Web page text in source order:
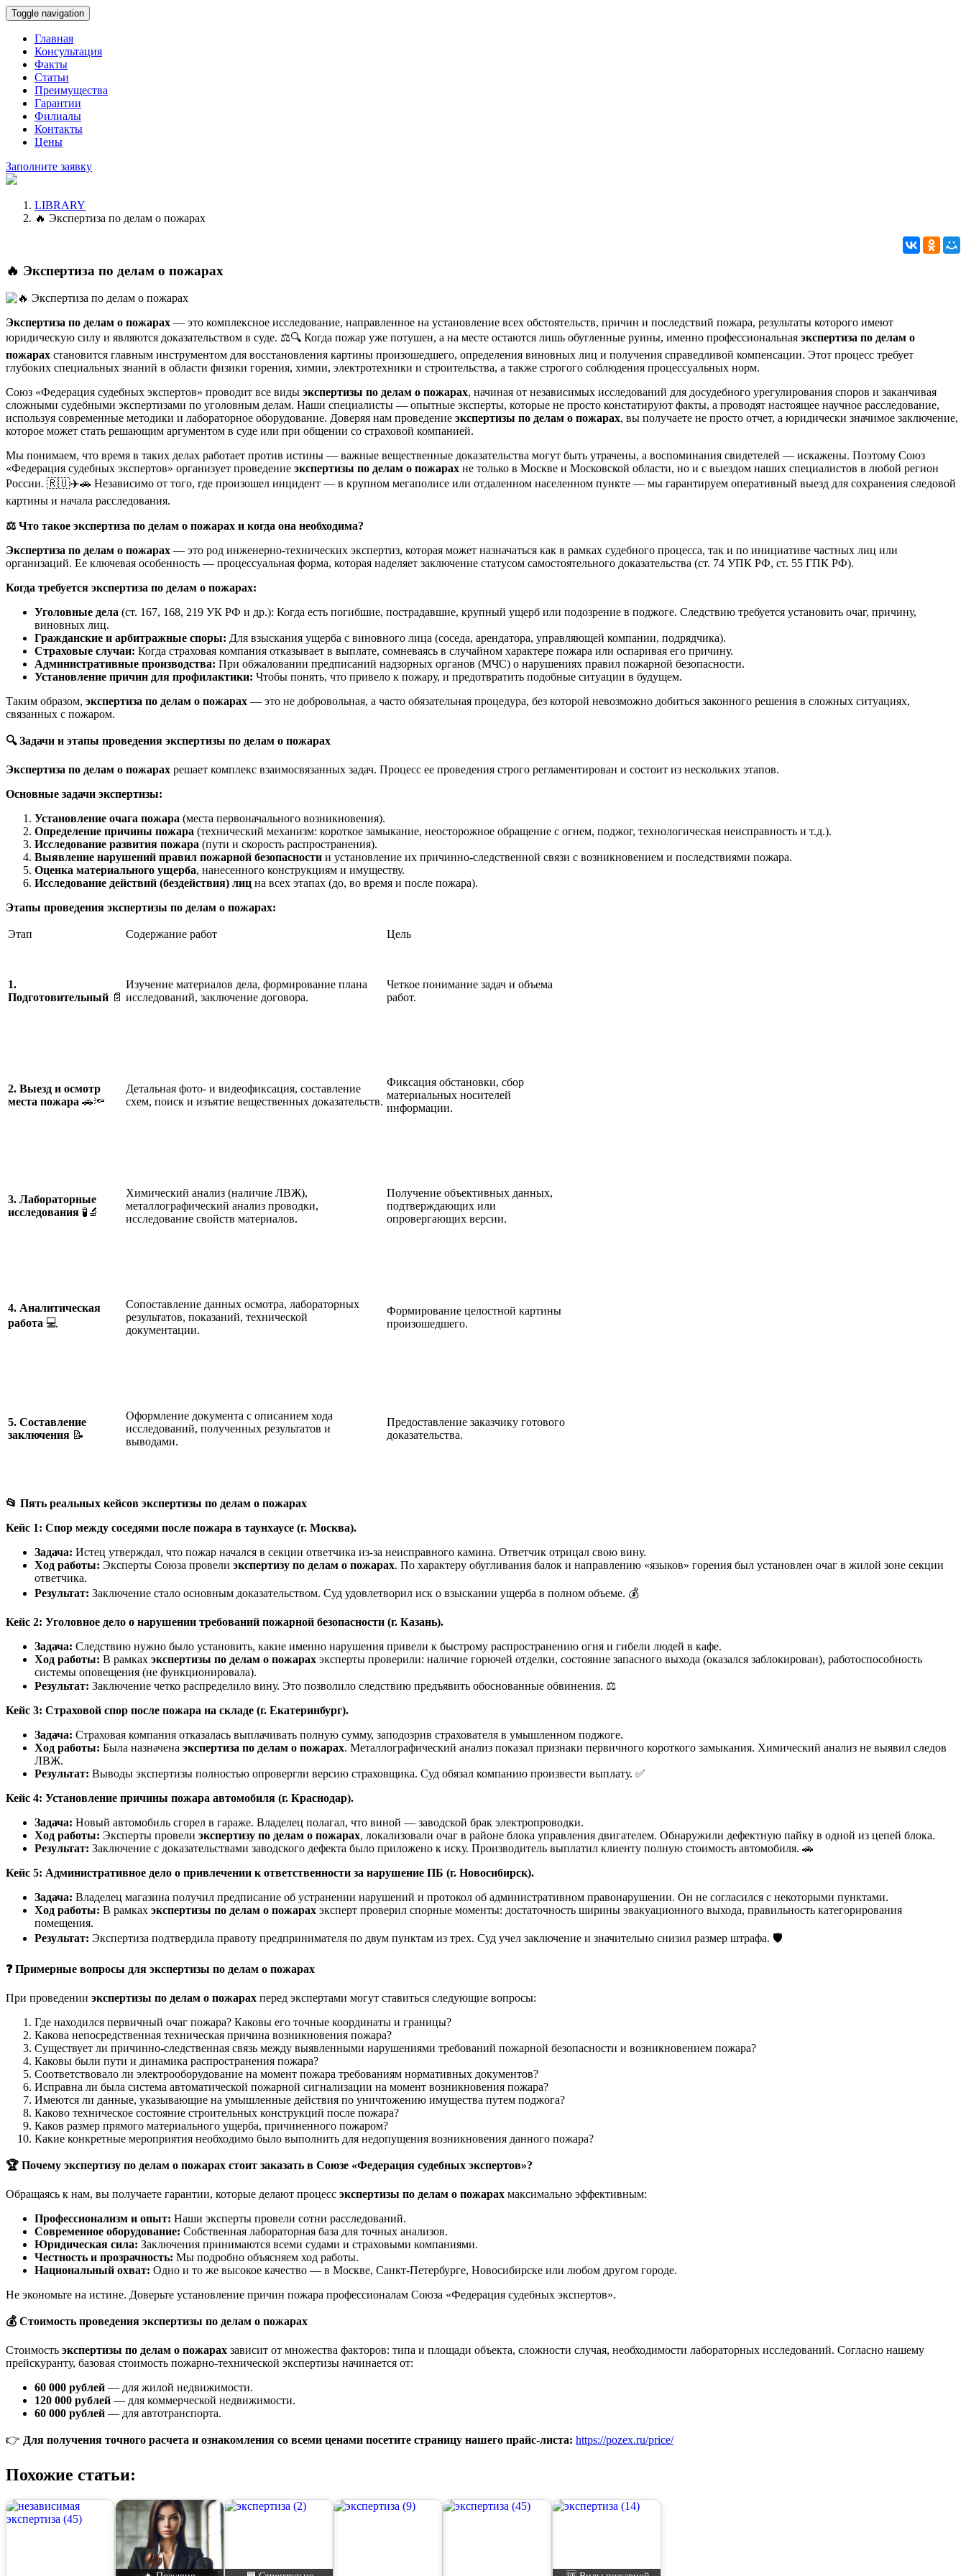
Toggle navigation
Главная
Консультация
Факты
Статьи
Преимущества
Гарантии
Филиалы
Контакты
Цены
Заполните заявку
LIBRARY
🔥 Экспертиза по делам о пожарах
🔥 Экспертиза по делам о пожарах
Экспертиза по делам о пожарах — это комплексное исследование, направленное на установление всех обстоятельств, причин и последствий пожара, результаты которого имеют
юридическую силу и являются доказательством в суде. ⚖️🔍 Когда пожар уже потушен, а на месте остаются лишь обугленные руины, именно профессиональная экспертиза по делам о
пожарах становится главным инструментом для восстановления картины произошедшего, определения виновных лиц и получения справедливой компенсации. Этот процесс требует
глубоких специальных знаний в области физики горения, химии, электротехники и строительства, а также строгого соблюдения процессуальных норм.
Союз «Федерация судебных экспертов» проводит все виды экспертизы по делам о пожарах, начиная от независимых исследований для досудебного урегулирования споров и заканчивая
сложными судебными экспертизами по уголовным делам. Наши специалисты — опытные эксперты, которые не просто констатируют факты, а проводят настоящее научное расследование,
используя современные методики и лабораторное оборудование. Доверяя нам проведение экспертизы по делам о пожарах, вы получаете не просто отчет, а юридически значимое заключение,
которое может стать решающим аргументом в суде или при общении со страховой компанией.
Мы понимаем, что время в таких делах работает против истины — важные вещественные доказательства могут быть утрачены, а воспоминания свидетелей — искажены. Поэтому Союз
«Федерация судебных экспертов» организует проведение экспертизы по делам о пожарах не только в Москве и Московской области, но и с выездом наших специалистов в любой регион
России. 🇷🇺✈️🚗 Независимо от того, где произошел инцидент — в крупном мегаполисе или отдаленном населенном пункте — мы гарантируем оперативный выезд для сохранения следовой
картины и начала расследования.
⚖️ Что такое экспертиза по делам о пожарах и когда она необходима?
Экспертиза по делам о пожарах — это род инженерно-технических экспертиз, которая может назначаться как в рамках судебного процесса, так и по инициативе частных лиц или
организаций. Ее ключевая особенность — процессуальная форма, которая наделяет заключение статусом самостоятельного доказательства (ст. 74 УПК РФ, ст. 55 ГПК РФ).
Когда требуется экспертиза по делам о пожарах:
Уголовные дела (ст. 167, 168, 219 УК РФ и др.): Когда есть погибшие, пострадавшие, крупный ущерб или подозрение в поджоге. Следствию требуется установить очаг, причину,
виновных лиц.
Гражданские и арбитражные споры: Для взыскания ущерба с виновного лица (соседа, арендатора, управляющей компании, подрядчика).
Страховые случаи: Когда страховая компания отказывает в выплате, сомневаясь в случайном характере пожара или оспаривая его причину.
Административные производства: При обжаловании предписаний надзорных органов (МЧС) о нарушениях правил пожарной безопасности.
Установление причин для профилактики: Чтобы понять, что привело к пожару, и предотвратить подобные ситуации в будущем.
Таким образом, экспертиза по делам о пожарах — это не добровольная, а часто обязательная процедура, без которой невозможно добиться законного решения в сложных ситуациях,
связанных с пожаром.
🔍Задачи и этапы проведения экспертизы по делам о пожарах
Экспертиза по делам о пожарах решает комплекс взаимосвязанных задач. Процесс ее проведения строго регламентирован и состоит из нескольких этапов.
Основные задачи экспертизы:
Установление очага пожара (места первоначального возникновения).
Определение причины пожара (технический механизм: короткое замыкание, неосторожное обращение с огнем, поджог, технологическая неисправность и т.д.).
Исследование развития пожара (пути и скорость распространения).
Выявление нарушений правил пожарной безопасности и установление их причинно-следственной связи с возникновением и последствиями пожара.
Оценка материального ущерба, нанесенного конструкциям и имуществу.
Исследование действий (бездействия) лиц на всех этапах (до, во время и после пожара).
Этапы проведения экспертизы по делам о пожарах:
Этап Содержание работ Цель
1.
Подготовительный 📄
Изучение материалов дела, формирование плана
исследований, заключение договора.
Четкое понимание задач и объема
работ.
2. Выезд и осмотр
места пожара 🚗🔦
Детальная фото- и видеофиксация, составление
схем, поиск и изъятие вещественных доказательств.
Фиксация обстановки, сбор
материальных носителей
информации.
3. Лабораторные
исследования 🧪🔬
Химический анализ (наличие ЛВЖ),
металлографический анализ проводки,
исследование свойств материалов.
Получение объективных данных,
подтверждающих или
опровергающих версии.
4. Аналитическая
работа 💻
Сопоставление данных осмотра, лабораторных
результатов, показаний, технической
документации.
Формирование целостной картины
произошедшего.
5. Составление
заключения 📝
Оформление документа с описанием хода
исследований, полученных результатов и
выводами.
Предоставление заказчику готового
доказательства.
📂 Пять реальных кейсов экспертизы по делам о пожарах
Кейс 1: Спор между соседями после пожара в таунхаусе (г. Москва).
Задача: Истец утверждал, что пожар начался в секции ответчика из-за неисправного камина. Ответчик отрицал свою вину.
Ход работы: Эксперты Союза провели экспертизу по делам о пожарах. По характеру обугливания балок и направлению «языков» горения был установлен очаг в жилой зоне секции
ответчика.
Результат: Заключение стало основным доказательством. Суд удовлетворил иск о взыскании ущерба в полном объеме. 💰
Кейс 2: Уголовное дело о нарушении требований пожарной безопасности (г. Казань).
Задача: Следствию нужно было установить, какие именно нарушения привели к быстрому распространению огня и гибели людей в кафе.
Ход работы: В рамках экспертизы по делам о пожарах эксперты проверили: наличие горючей отделки, состояние запасного выхода (оказался заблокирован), работоспособность
системы оповещения (не функционировала).
Результат: Заключение четко распределило вину. Это позволило следствию предъявить обоснованные обвинения. ⚖️
Кейс 3: Страховой спор после пожара на складе (г. Екатеринбург).
Задача: Страховая компания отказалась выплачивать полную сумму, заподозрив страхователя в умышленном поджоге.
Ход работы: Была назначена экспертиза по делам о пожарах. Металлографический анализ показал признаки первичного короткого замыкания. Химический анализ не выявил следов
ЛВЖ.
Результат: Выводы экспертизы полностью опровергли версию страховщика. Суд обязал компанию произвести выплату. ✅
Кейс 4: Установление причины пожара автомобиля (г. Краснодар).
Задача: Новый автомобиль сгорел в гараже. Владелец полагал, что виной — заводской брак электропроводки.
Ход работы: Эксперты провели экспертизу по делам о пожарах, локализовали очаг в районе блока управления двигателем. Обнаружили дефектную пайку в одной из цепей блока.
Результат: Заключение с доказательствами заводского дефекта было приложено к иску. Производитель выплатил клиенту полную стоимость автомобиля. 🚗
Кейс 5: Административное дело о привлечении к ответственности за нарушение ПБ (г. Новосибирск).
Задача: Владелец магазина получил предписание об устранении нарушений и протокол об административном правонарушении. Он не согласился с некоторыми пунктами.
Ход работы: В рамках экспертизы по делам о пожарах эксперт проверил спорные моменты: достаточность ширины эвакуационного выхода, правильность категорирования
помещения.
Результат: Экспертиза подтвердила правоту предпринимателя по двум пунктам из трех. Суд учел заключение и значительно снизил размер штрафа. 🛡️
❓Примерные вопросы для экспертизы по делам о пожарах
При проведении экспертизы по делам о пожарах перед экспертами могут ставиться следующие вопросы:
Где находился первичный очаг пожара? Каковы его точные координаты и границы?
Какова непосредственная техническая причина возникновения пожара?
Существует ли причинно-следственная связь между выявленными нарушениями требований пожарной безопасности и возникновением пожара?
Каковы были пути и динамика распространения пожара?
Соответствовало ли электрооборудование на момент пожара требованиям нормативных документов?
Исправна ли была система автоматической пожарной сигнализации на момент возникновения пожара?
Имеются ли данные, указывающие на умышленные действия по уничтожению имущества путем поджога?
Каково техническое состояние строительных конструкций после пожара?
Каков размер прямого материального ущерба, причиненного пожаром?
Какие конкретные мероприятия необходимо было выполнить для недопущения возникновения данного пожара?
🏆 Почему экспертизу по делам о пожарах стоит заказать в Союзе «Федерация судебных экспертов»?
Обращаясь к нам, вы получаете гарантии, которые делают процесс экспертизы по делам о пожарах максимально эффективным:
Профессионализм и опыт: Наши эксперты провели сотни расследований.
Современное оборудование: Собственная лабораторная база для точных анализов.
Юридическая сила: Заключения принимаются всеми судами и страховыми компаниями.
Честность и прозрачность: Мы подробно объясняем ход работы.
Национальный охват: Одно и то же высокое качество — в Москве, Санкт-Петербурге, Новосибирске или любом другом городе.
Не экономьте на истине. Доверьте установление причин пожара профессионалам Союза «Федерация судебных экспертов».
💰 Стоимость проведения экспертизы по делам о пожарах
Стоимость экспертизы по делам о пожарах зависит от множества факторов: типа и площади объекта, сложности случая, необходимости лабораторных исследований. Согласно нашему
прейскуранту, базовая стоимость пожарно-технической экспертизы начинается от:
60 000 рублей — для жилой недвижимости.
120 000 рублей — для коммерческой недвижимости.
60 000 рублей — для автотранспорта.
👉 Для получения точного расчета и ознакомления со всеми ценами посетите страницу нашего прайс-листа: https://pozex.ru/price/
Похожие статьи: